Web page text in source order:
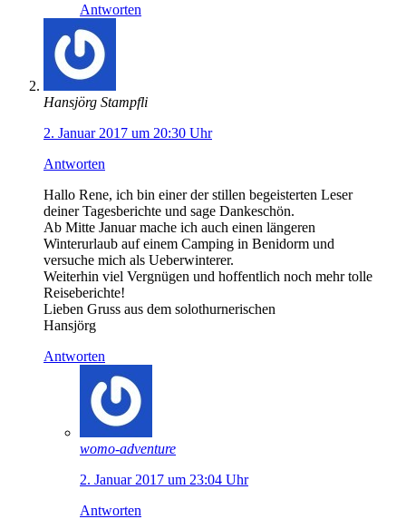
Antworten
Hansjörg Stampfli
2. Januar 2017 um 20:30 Uhr
Antworten
Hallo Rene, ich bin einer der stillen begeisterten Leser
deiner Tagesberichte und sage Dankeschön.
Ab Mitte Januar mache ich auch einen längeren
Winterurlaub auf einem Camping in Benidorm und
versuche mich als Ueberwinterer.
Weiterhin viel Vergnügen und hoffentlich noch mehr tolle
Reiseberichte!
Lieben Gruss aus dem solothurnerischen
Hansjörg
Antworten
womo-adventure
2. Januar 2017 um 23:04 Uhr
Antworten